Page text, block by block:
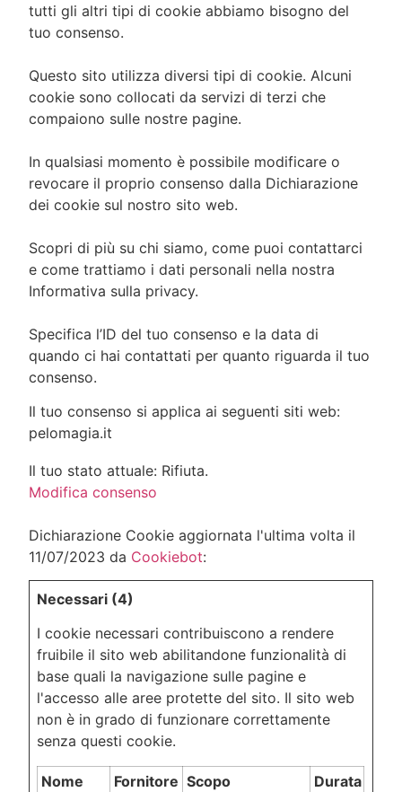
tutti gli altri tipi di cookie abbiamo bisogno del
tuo consenso.
Questo sito utilizza diversi tipi di cookie. Alcuni
cookie sono collocati da servizi di terzi che
compaiono sulle nostre pagine.
In qualsiasi momento è possibile modificare o
revocare il proprio consenso dalla Dichiarazione
dei cookie sul nostro sito web.
Scopri di più su chi siamo, come puoi contattarci
e come trattiamo i dati personali nella nostra
Informativa sulla privacy.
Specifica l’ID del tuo consenso e la data di
quando ci hai contattati per quanto riguarda il tuo
consenso.
Il tuo consenso si applica ai seguenti siti web:
pelomagia.it
Il tuo stato attuale: Rifiuta.
Modifica consenso
Dichiarazione Cookie aggiornata l'ultima volta il
11/07/2023 da Cookiebot:
Necessari (4)
I cookie necessari contribuiscono a rendere
fruibile il sito web abilitandone funzionalità di
base quali la navigazione sulle pagine e
l'accesso alle aree protette del sito. Il sito web
non è in grado di funzionare correttamente
senza questi cookie.
Nome Fornitore Scopo
Durata